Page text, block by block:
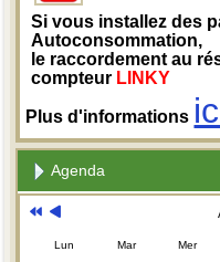
Si vous installez des
Autoconsommation,
le raccordement au
compteur LINKY
Plus d'informations
Agenda
Lun Mar Mer